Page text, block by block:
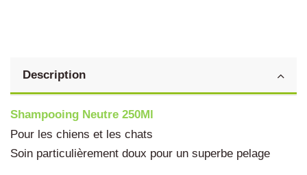
Description
Shampooing Neutre 250Ml
Pour les chiens et les chats
Soin particulièrement doux pour un superbe pelage